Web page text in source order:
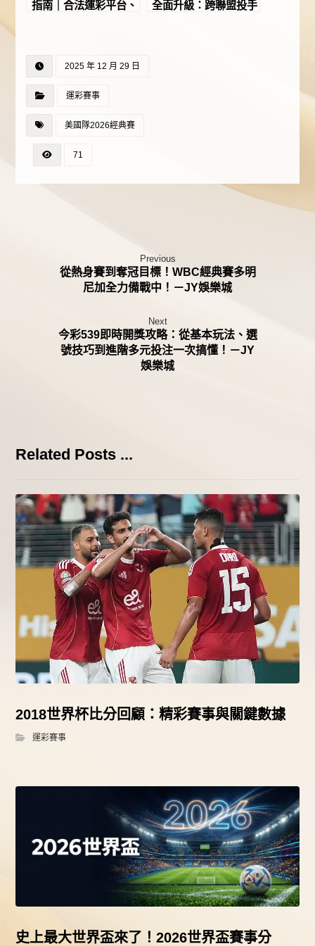
指南｜合法運彩平台、
全面升級：跨聯盟投手
2025 年 12 月 29 日
運彩賽事
美國隊2026經典賽
71
Previous
從熱身賽到奪冠目標！WBC經典賽多明
尼加全力備戰中！－JY娛樂城
Next
今彩539即時開獎攻略：從基本玩法、選
號技巧到進階多元投注一次搞懂！－JY
娛樂城
Related Posts ...
2018世界杯比分回顧：精彩賽事與關鍵數據
運彩賽事
史上最大世界盃來了！2026世界盃賽事分